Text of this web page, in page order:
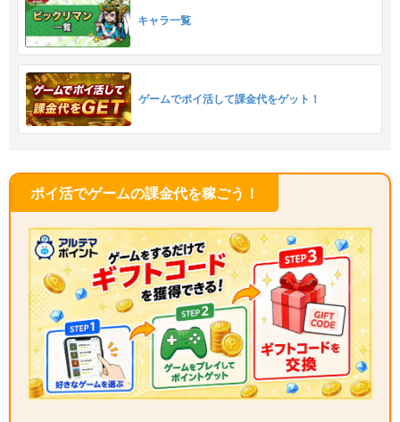
キャラ一覧
ゲームでポイ活して課金代をゲット！
ポイ活でゲームの課金代を稼ごう！